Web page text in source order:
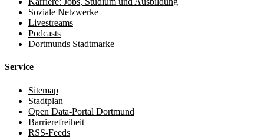
Soziale Netzwerke
Livestreams
Podcasts
Dortmunds Stadtmarke
Service
Sitemap
Stadtplan
Open Data-Portal Dortmund
Barrierefreiheit
RSS-Feeds